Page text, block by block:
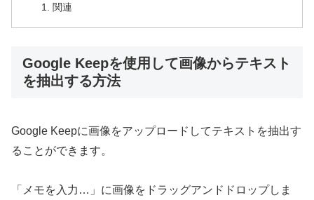
関連
Google Keepを使用して画像からテキスト
を抽出する方法
Google Keepに画像をアップロードしてテキストを抽出す
ることができます。
「メモを入力…」に画像をドラッグアンドドロップしま